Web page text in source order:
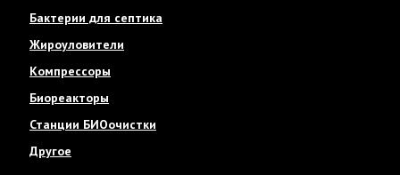
Бактерии для септика
Жироуловители
Компрессоры
Биореакторы
Станции БИОочистки
Другое